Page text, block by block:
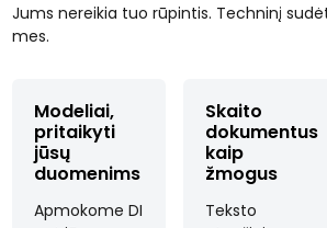
Jums nereikia tuo rūpintis. Techninį
mes.
Modeliai,
pritaikyti
jūsų
duomenims
Apmokome DI
Skaito
dokumentus
kaip
žmogus
Teksto